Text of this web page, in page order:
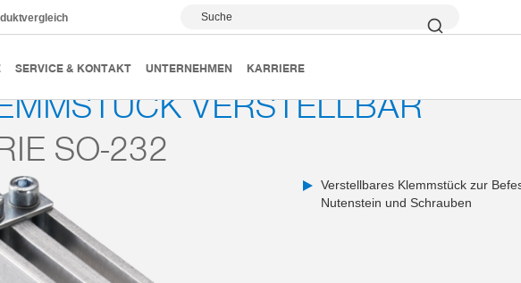
Suche
SERVICE & KONTAKT UNTERNEHMEN KARRIERE
Baukastensystem MCS Klemmstück verstellbar
VERSTELLBAR
SO-232
Verstellbares Klemmstück zur
Nutenstein und Schrauben